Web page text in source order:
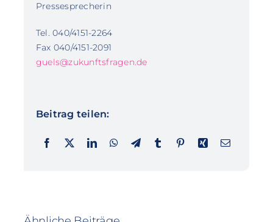
Pressesprecherin
Tel. 040/4151-2264
Fax 040/4151-2091
guels@zukunftsfragen.de
Beitrag teilen: